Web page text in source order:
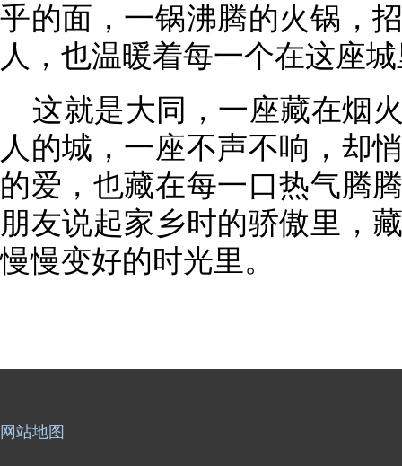
乎的面，一锅沸腾的火锅，
人，也温暖着每一个在这座
这就是大同，一座藏在烟
人的城，一座不声不响，却
的爱，也藏在每一口热气腾
朋友说起家乡时的骄傲里，
慢慢变好的时光里。
网站地图